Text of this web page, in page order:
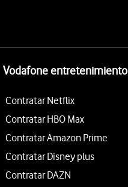
Vodafone entretenimiento
Contratar Netflix
Contratar HBO Max
Contratar Amazon Prime
Contratar Disney plus
Contratar DAZN